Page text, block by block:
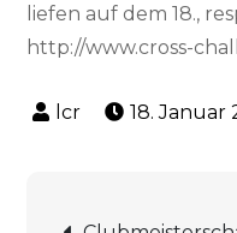
liefen auf dem 18.,
http://www.cross-
18. Januar